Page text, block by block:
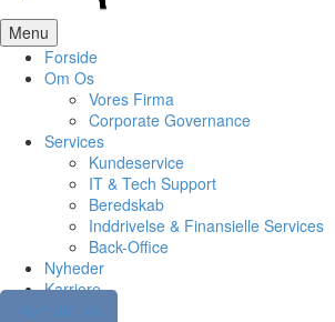
Menu
Forside
Om Os
Vores Firma
Corporate Governance
Services
Kundeservice
IT & Tech Support
Beredskab
Inddrivelse & Finansielle Services
Back-Office
Nyheder
Karriere
Kontakt os